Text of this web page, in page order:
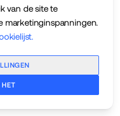
van de site te
marketinginspanningen.
.
HET